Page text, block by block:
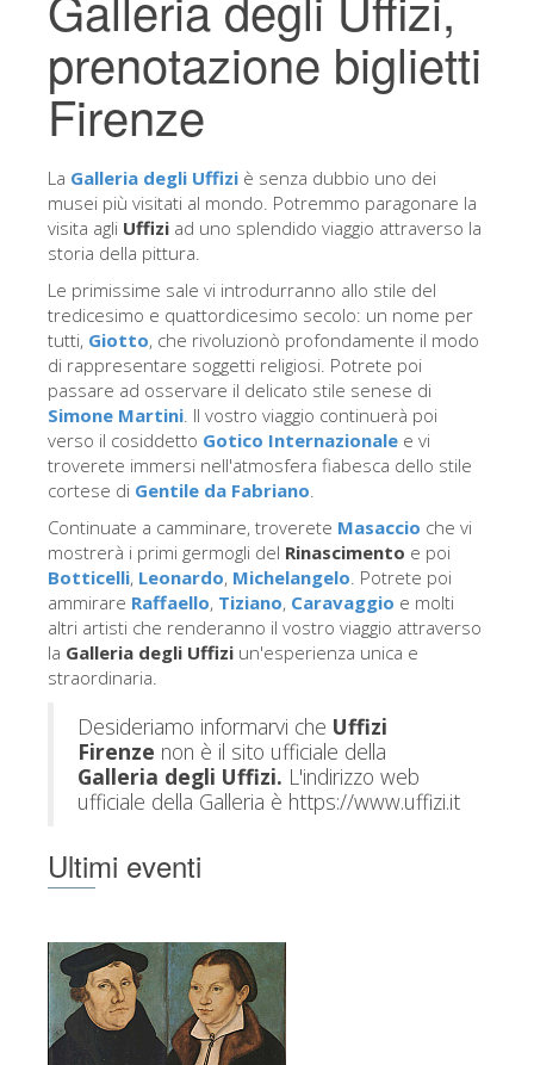
Gli artisti
Le nuove sale
Musei di Firenze
Galleria dell'Accademia
Galleria Palatina
Museo delle Cappelle Medicee
Museo di san Marco
Museo Archeologico
Opificio delle pietre dure
Museo Galileo
Il giardino di Boboli
La torre di Arnolfo
Corridoio Vasariano
Palazzo Vecchio
Santa Maria Novella
Prenota ora
Prenota una visita guidata
prenotazione biglietti
Firenze
La Galleria degli Uffizi è senza dubbio uno dei
musei più visitati al mondo. Potremmo paragonare la
visita agli Uffizi ad uno splendido viaggio attraverso la
storia della pittura.
Le primissime sale vi introdurranno allo stile del
tredicesimo e quattordicesimo secolo: un nome per
tutti, Giotto, che rivoluzionò profondamente il modo
di rappresentare soggetti religiosi. Potrete poi
passare ad osservare il delicato stile senese di
Simone Martini. Il vostro viaggio continuerà poi
verso il cosiddetto Gotico Internazionale e vi
troverete immersi nell'atmosfera fiabesca dello stile
cortese di Gentile da Fabriano.
Continuate a camminare, troverete Masaccio che vi
mostrerà i primi germogli del Rinascimento e poi
Botticelli, Leonardo, Michelangelo. Potrete poi
ammirare Raffaello, Tiziano, Caravaggio e molti
altri artisti che renderanno il vostro viaggio attraverso
la Galleria degli Uffizi un'esperienza unica e
straordinaria.
Desideriamo informarvi che Uffizi
Firenze non è il sito ufficiale della
Galleria degli Uffizi. L'indirizzo web
ufficiale della Galleria è https://www.uffizi.it
Ultimi eventi